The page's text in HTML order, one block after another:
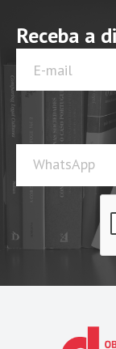
Receba a
WhatsApp